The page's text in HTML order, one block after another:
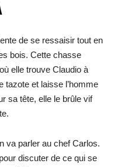
de se ressaisir tout en
bois. Cette chasse
elle trouve Claudio à
tazote et laisse l’homme
sa tête, elle le brûle vif
va parler au chef Carlos.
discuter de ce qui se